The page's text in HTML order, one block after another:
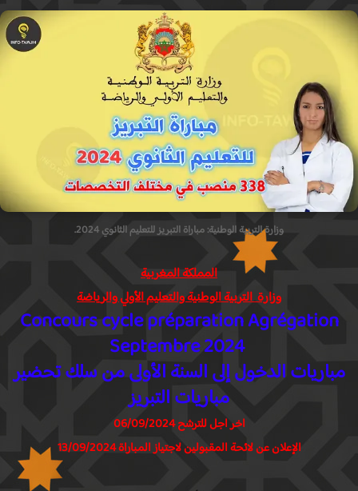
وزارة التربية الوطنية: مباراة التبريز للتعليم الثانوي 2024.
المملكة المغربية
وزارة التربية الوطنية والتعليم الأولي والرياضة
Concours cycle préparation Agrégation
الدخول إلى السنة الأولى من سلك تحضير
مباريات التبريز
اخر اجل للترشح 06/09/2024
الإعلان عن لائحة المقبولين لاجتياز المباراة 13/09/2024